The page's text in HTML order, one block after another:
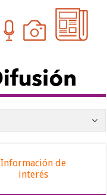
Información de
interés